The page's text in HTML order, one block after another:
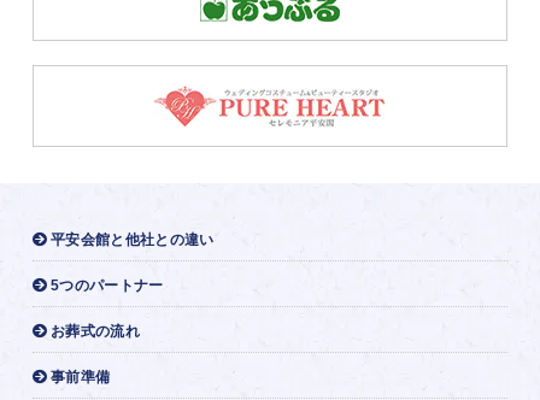
平安会館と他社との違い
5つのパートナー
お葬式の流れ
事前準備